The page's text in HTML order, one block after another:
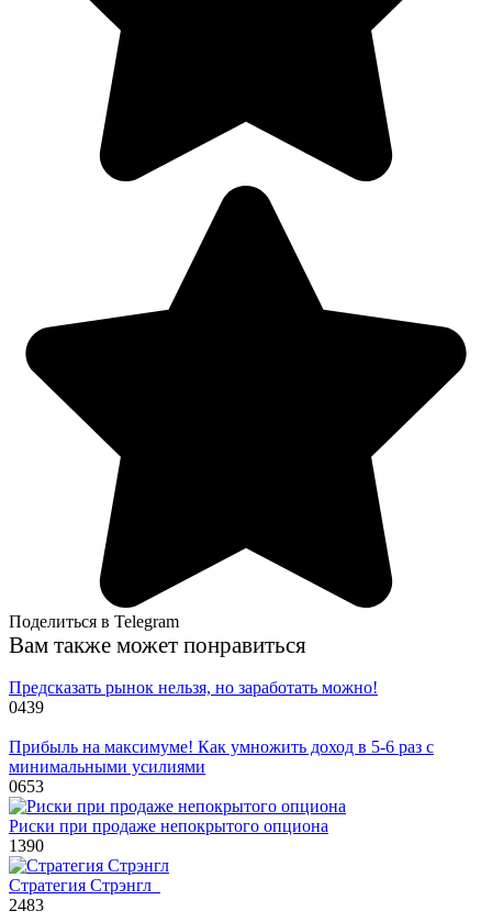
Поделиться в Telegram
Вам также может понравиться
Предсказать рынок нельзя, но заработать можно!
0439
Прибыль на максимуме! Как умножить доход в 5-6 раз с
минимальными усилиями
0653
Риски при продаже непокрытого опциона
1390
Стратегия Стрэнгл
2483